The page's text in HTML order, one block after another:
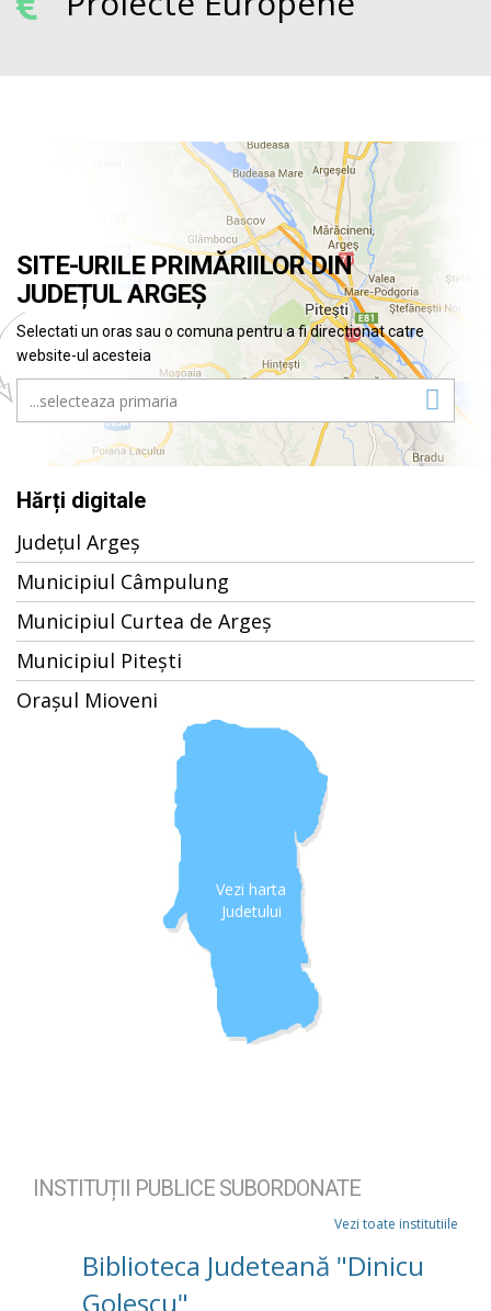
SITE-URILE PRIMĂRIILOR DIN
JUDEȚUL ARGEȘ
Selectati un oras sau o comuna pentru a fi directionat catre
website-ul acesteia
Hărți digitale
Județul Argeș
Municipiul Câmpulung
Municipiul Curtea de Argeș
Municipiul Pitești
Orașul Mioveni
Vezi harta
Judetului
INSTITUȚII PUBLICE SUBORDONATE
Vezi toate institutiile
Biblioteca Judeteană "Dinicu
Golescu"